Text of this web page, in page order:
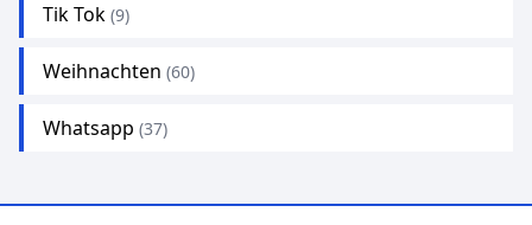
Tik Tok (9)
Weihnachten (60)
Whatsapp (37)